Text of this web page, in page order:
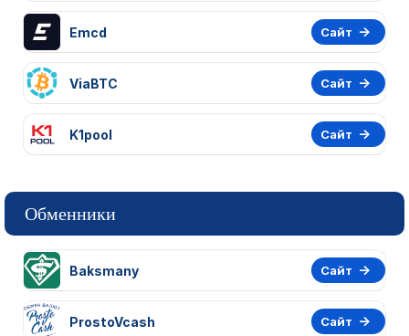
Emcd Сайт
ViaBTC Сайт
K1pool Сайт
Обменники
Baksmany Сайт
ProstoVcash Сайт